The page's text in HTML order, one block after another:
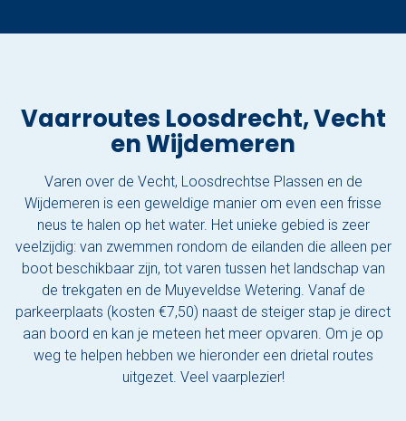
Vaarroutes Loosdrecht, Vecht
en Wijdemeren
Varen over de Vecht, Loosdrechtse Plassen en de
Wijdemeren is een geweldige manier om even een frisse
neus te halen op het water. Het unieke gebied is zeer
veelzijdig: van zwemmen rondom de eilanden die alleen per
boot beschikbaar zijn, tot varen tussen het landschap van
de trekgaten en de Muyeveldse Wetering. Vanaf de
parkeerplaats (kosten €7,50) naast de steiger stap je direct
aan boord en kan je meteen het meer opvaren. Om je op
weg te helpen hebben we hieronder een drietal routes
uitgezet. Veel vaarplezier!